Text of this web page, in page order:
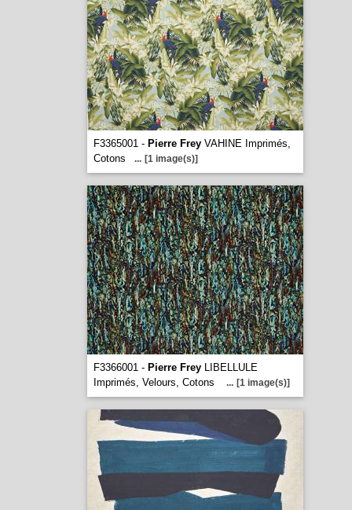
F3365001 - Pierre FreyVAHINE Imprimés,
Cotons
... [1 image(s)]
F3366001 - Pierre FreyLIBELLULE
Imprimés, Velours, Cotons
... [1 image(s)]